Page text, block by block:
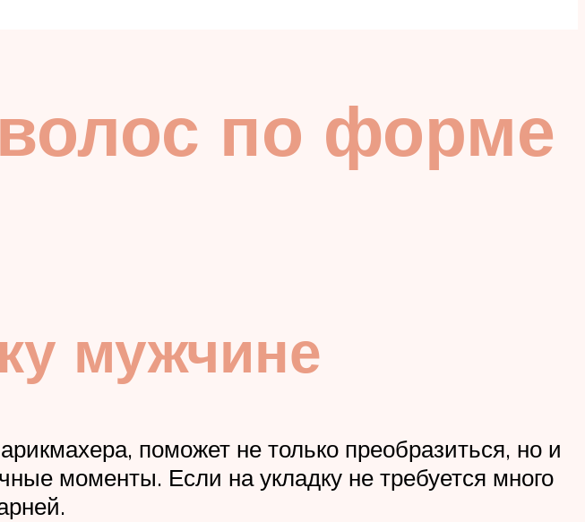
по форме
мужчине
поможет не только преобразиться, но и
моменты. Если на укладку не требуется много